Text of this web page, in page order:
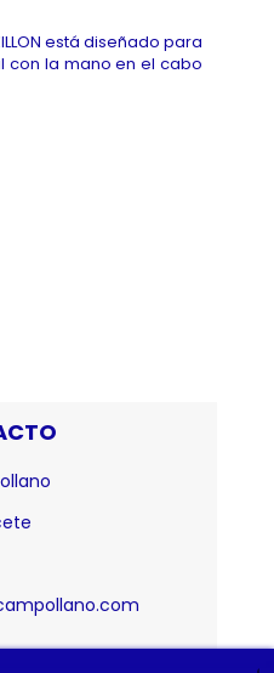
está diseñado para
con la mano en el cabo